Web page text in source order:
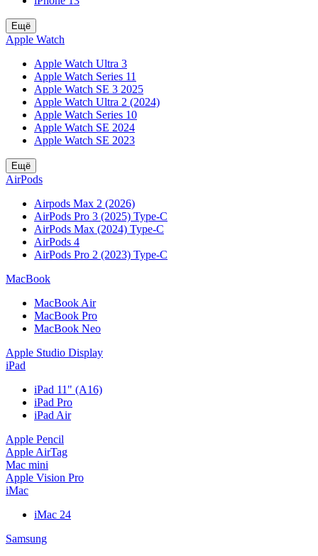
Ещё
Apple Watch
Apple Watch Ultra 3
Apple Watch Series 11
Apple Watch SE 3 2025
Apple Watch Ultra 2 (2024)
Apple Watch Series 10
Apple Watch SE 2024
Apple Watch SE 2023
Ещё
AirPods
Airpods Max 2 (2026)
AirPods Pro 3 (2025) Type-C
AirPods Max (2024) Type-C
AirPods 4
AirPods Pro 2 (2023) Type-C
MacBook
MacBook Air
MacBook Pro
MacBook Neo
Apple Studio Display
iPad
iPad 11" (A16)
iPad Pro
iPad Air
Apple Pencil
Apple AirTag
Mac mini
Apple Vision Pro
iMac
iMac 24
Samsung